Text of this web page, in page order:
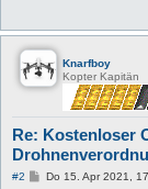
Knarfboy
Kopter Kapitän
Re: Kostenloser
#2
BDo 15. Apr 2021,